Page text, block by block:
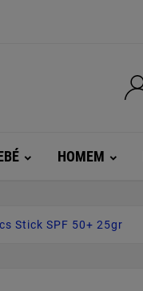
HOMEM
Stick SPF 50+ 25gr